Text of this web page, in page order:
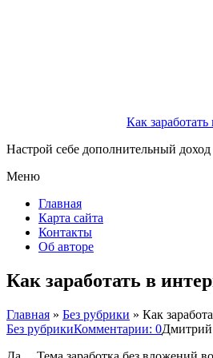
Как
Настрой себе дополнительный
Меню
Главная
Карта сайта
Контакты
Об авторе
Как заработать в
Главная » Без рубрики » Как
Без рубрикиКомментарии: 0